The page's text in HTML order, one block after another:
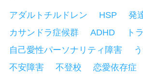
アダルトチルドレン HSP
発
カサンドラ症候群
ADHD
ト
自己愛性パーソナリティ障害
不安障害
不登校 恋愛依存症